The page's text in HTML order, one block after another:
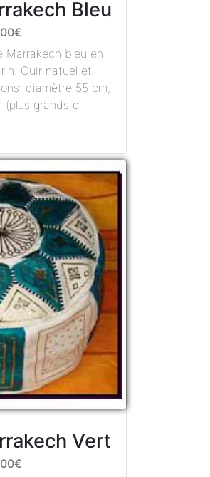
Bleu
Marrakech bleu en
Cuir natuel et
diamètre 55 cm,
(plus grands q
Vert